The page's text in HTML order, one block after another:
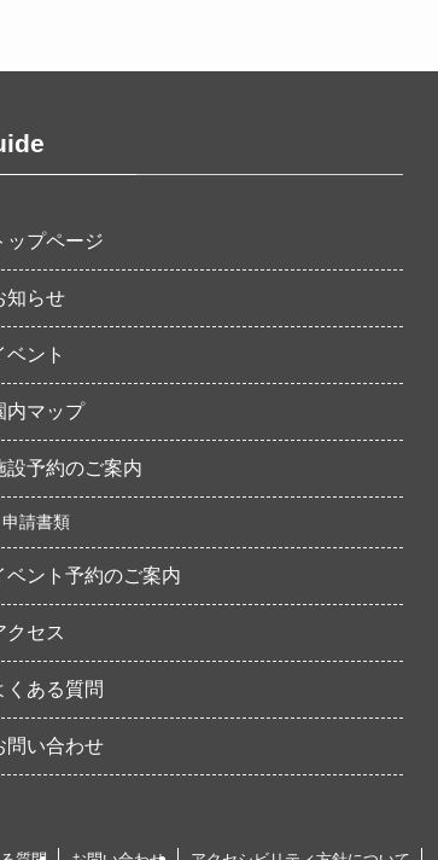
ップページ
知らせ
ベント
内マップ
設予約のご案内
申請書類
ベント予約のご案内
クセス
くある質問
問い合わせ